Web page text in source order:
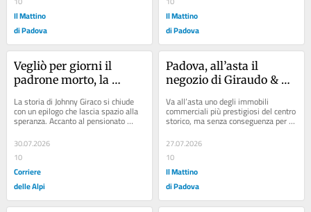
Il Mattino
di Padova
Il Mattino
di Padova
Vegliò per giorni il
padrone morto, la
adottata dai vicini di
casa: «Salvata dal
La storia di Johnny Giraco si chiude
con un epilogo che lascia spazio alla
speranza. Accanto al pensionato
spagnolo di 70 anni, trovato senza
vita...
30.07.2026
10
Corriere
delle Alpi
Padova, all’asta il
negozio di Giraudo &
solo i muri della storica
boutique
Va all’asta uno degli immobili
commerciali più prestigiosi del centro
storico, ma senza conseguenza per
l’attività che vi opera. A essere
messo...
27.07.2026
10
Il Mattino
di Padova